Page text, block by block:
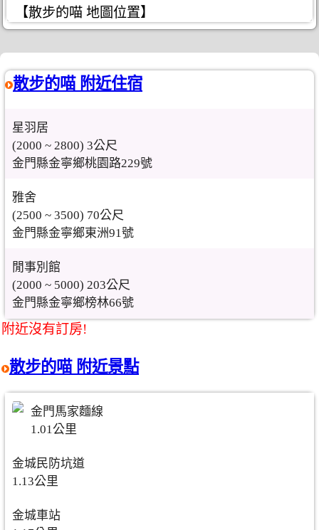
【散步的喵 地圖位置】
散步的喵 附近住宿
星羽居
(2000 ~ 2800) 3公尺
金門縣金寧鄉桃園路229號
雅舍
(2500 ~ 3500) 70公尺
金門縣金寧鄉東洲91號
閒事別館
(2000 ~ 5000) 203公尺
金門縣金寧鄉榜林66號
附近沒有訂房!
散步的喵 附近景點
金門馬家麵線
1.01公里
金城民防坑道
1.13公里
金城車站